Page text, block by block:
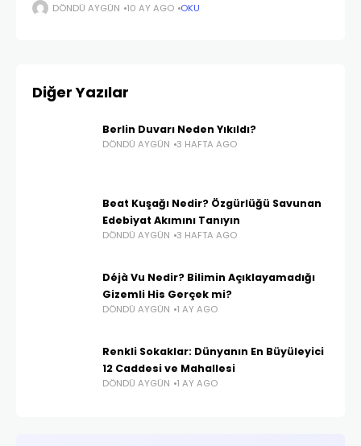
öğrenciler sokaklara çıktı. Amaç, Gazze’deki saldırılara
DÖNDÜ AYGÜN 10 AY AGO OKU
Diğer Yazılar
Berlin Duvarı Neden Yıkıldı?
DÖNDÜ AYGÜN 3 HAFTA AGO
Beat Kuşağı Nedir? Özgürlüğü Savunan
Edebiyat Akımını Tanıyın
DÖNDÜ AYGÜN 3 HAFTA AGO
Déjà Vu Nedir? Bilimin Açıklayamadığı
Gizemli His Gerçek mi?
DÖNDÜ AYGÜN 1 AY AGO
Renkli Sokaklar: Dünyanın En Büyüleyici
12 Caddesi ve Mahallesi
DÖNDÜ AYGÜN 1 AY AGO